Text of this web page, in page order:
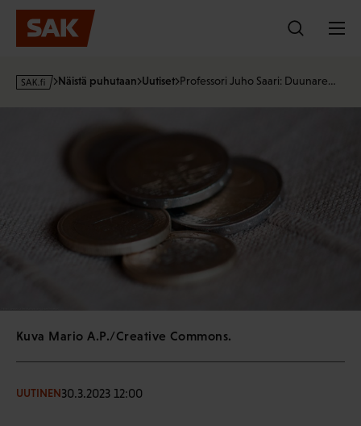
Hyppää
sisältöön
s
Näistä puhutaan Uutiset Professori Juho Saari: Duunare…
Kuva Mario A.P./Creative Commons.
UUTINEN30.3.2023 12:00